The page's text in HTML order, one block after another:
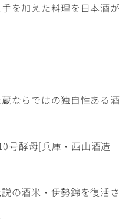
を加えた料理を日本酒が
ならではの独自性ある酒
号酵母[兵庫・西山酒造
の酒米・伊勢錦を復活さ